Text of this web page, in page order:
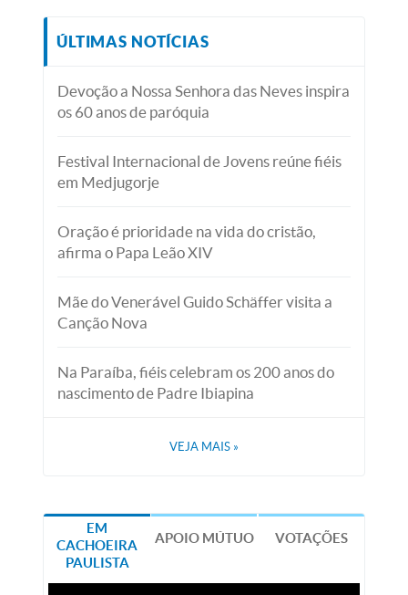
ÚLTIMAS NOTÍCIAS
Devoção a Nossa Senhora das Neves inspira
os 60 anos de paróquia
Festival Internacional de Jovens reúne fiéis
em Medjugorje
Oração é prioridade na vida do cristão,
afirma o Papa Leão XIV
Mãe do Venerável Guido Schäffer visita a
Canção Nova
Na Paraíba, fiéis celebram os 200 anos do
nascimento de Padre Ibiapina
VEJA MAIS »
EM
CACHOEIRA
PAULISTA
APOIO MÚTUO VOTAÇÕES